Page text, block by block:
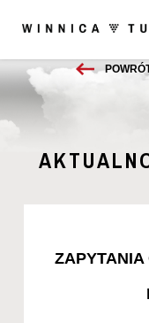
ZAPYTANIA